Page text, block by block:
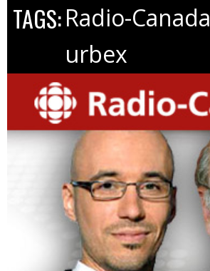
TAGS:Radio-Canada
urbex